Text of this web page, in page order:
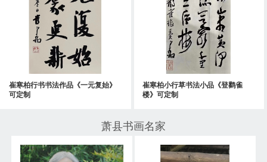
崔寒柏行书书法作品《一元复始》
可定制
崔寒柏小行草书法小品《登鹳雀
楼》可定制
萧县书画名家